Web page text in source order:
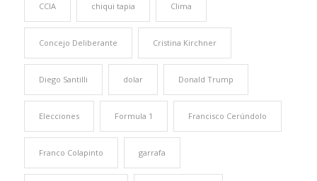
CCIA chiqui tapia Clima
Concejo Deliberante Cristina Kirchner
Diego Santilli dolar Donald Trump
Elecciones Formula 1 Francisco Cerúndolo
Franco Colapinto garrafa